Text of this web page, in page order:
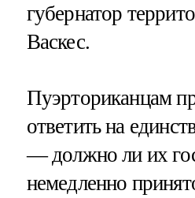
губернатор
Васкес.
Пуэрториканцам
ответить на
— должно ли их
немедленно